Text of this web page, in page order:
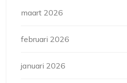
maart 2026
februari 2026
januari 2026